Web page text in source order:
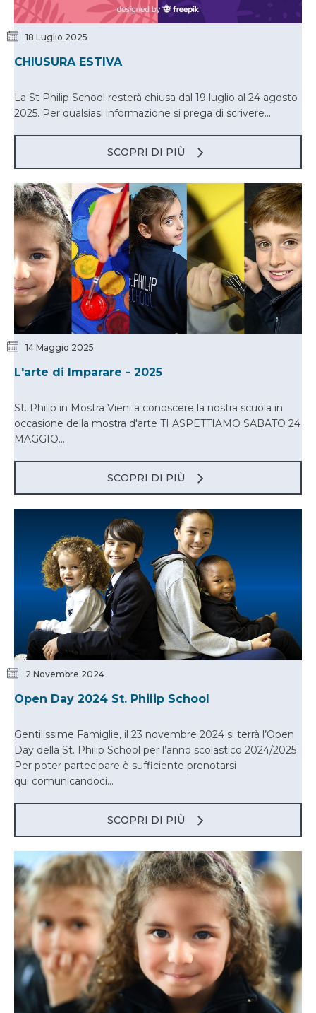
18 Luglio 2025
CHIUSURA ESTIVA
La St Philip School resterà chiusa dal 19 luglio al 24 agosto
2025. Per qualsiasi informazione si prega di scrivere...
SCOPRI DI PIÙ
14 Maggio 2025
L'arte di Imparare - 2025
St. Philip in Mostra Vieni a conoscere la nostra scuola in
occasione della mostra d'arte TI ASPETTIAMO SABATO 24
MAGGIO...
SCOPRI DI PIÙ
2 Novembre 2024
Open Day 2024 St. Philip School
Gentilissime Famiglie, il 23 novembre 2024 si terrà l’Open
Day della St. Philip School per l’anno scolastico 2024/2025
Per poter partecipare è sufficiente prenotarsi
qui comunicandoci...
SCOPRI DI PIÙ